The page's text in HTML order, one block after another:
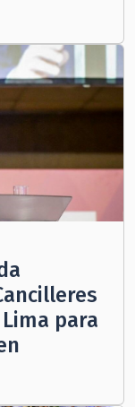
para